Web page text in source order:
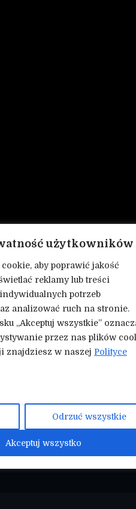
użytkowników
aby poprawić jakość
reklamy lub treści
potrzeb
analizować ruch na stronie.
„Akceptuj wszystkie”
przez nas plików
znajdziesz w naszej Polityce
Odrzuć wszystkie
Akceptuj wszystko